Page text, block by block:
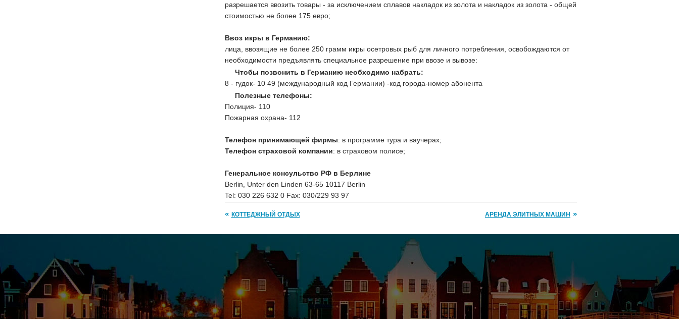
разрешается ввозить товары - за исключением сплавов накладок из золота и накладок из золота - общей
стоимостью не более 175 евро;
Ввоз икры в Германию:
лица, ввозящие не более 250 грамм икры осетровых рыб для личного потребления, освобождаются от
необходимости предъявлять специальное разрешение при ввозе и вывозе:
Чтобы позвонить в Германию необходимо набрать:
8 - гудок- 10 49 (международный код Германии) -код города-номер абонента
Полезные телефоны:
Полиция- 110
Пожарная охрана- 112
Телефон принимающей фирмы: в программе тура и ваучерах;
Телефон страховой компании: в страховом полисе;
Генеральное консульство РФ в Берлине
Berlin, Unter den Linden 63-65 10117 Berlin
Tel: 030 226 632 0 Fax: 030/229 93 97
КОТТЕДЖНЫЙ ОТДЫХ АРЕНДА ЭЛИТНЫХ МАШИН